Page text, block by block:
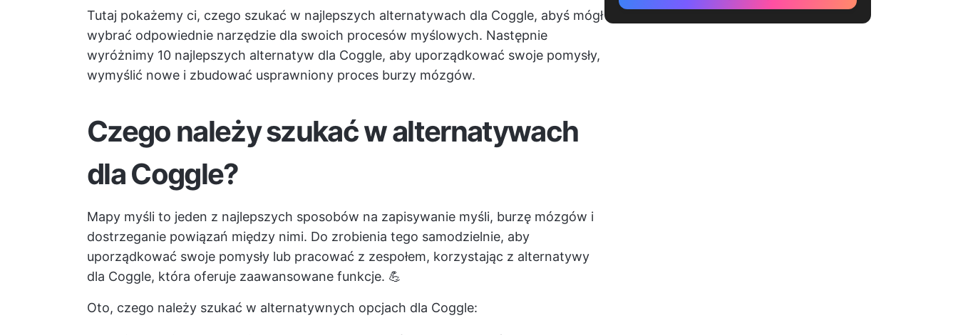
Tutaj pokażemy ci, czego szukać w najlepszych alternatywach dla Coggle, abyś mógł
wybrać odpowiednie narzędzie dla swoich procesów myślowych. Następnie
wyróżnimy 10 najlepszych alternatyw dla Coggle, aby uporządkować swoje pomysły,
wymyślić nowe i zbudować usprawniony proces burzy mózgów.
Czego należy szukać w alternatywach
dla Coggle?
Mapy myśli to jeden z najlepszych sposobów na zapisywanie myśli, burzę mózgów i
dostrzeganie powiązań między nimi. Do zrobienia tego samodzielnie, aby
uporządkować swoje pomysły lub pracować z zespołem, korzystając z alternatywy
dla Coggle, która oferuje zaawansowane funkcje. 💪
Oto, czego należy szukać w alternatywnych opcjach dla Coggle: